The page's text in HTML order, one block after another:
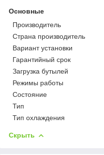
Основные
Производитель
Страна производитель
Вариант установки
Гарантийный срок
Загрузка бутылей
Режимы работы
Состояние
Тип
Тип охлаждения
Скрыть